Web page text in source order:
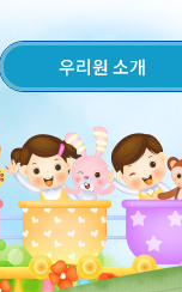
우리원 소개